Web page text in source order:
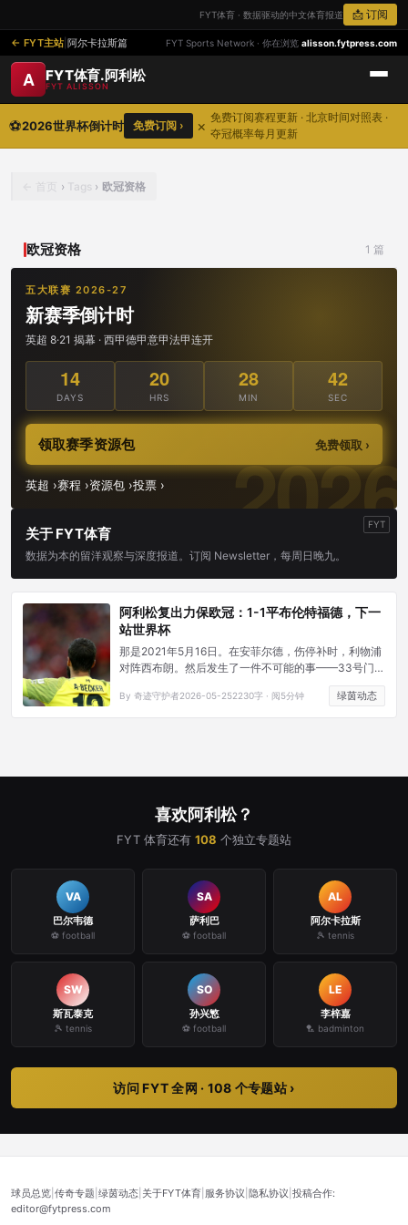
FYT体育 · 数据驱动的中文体育报道 📩 订阅
FYT主站 阿尔卡拉斯篇 FYT Sports Network · 你在浏览 alisson.fytpress.com
A FYT体育.阿利松
FYT ALISSON
⚽2026世界杯倒计时
免费订阅赛程更新 · 北京时间对照表 ·
夺冠概率每月更新
免费订阅 › ×
首页 › Tags › 欧冠资格
欧冠资格 1 篇
阿利松复出力保欧冠：1-1平布伦特福德，下一
站世界杯
那是2021年5月16日。在安菲尔德，伤停补时，利物浦
对阵西布朗。然后发生了一件不可能的事——33号门将
从自己的禁区跑向对方禁区，接科纳特的角球，用头球
打进了改变整个赛季的绝杀。
By 奇迹守护者2026-05-252230字 · 阅5分钟 绿茵动态
五大联赛 2026-27
新赛季倒计时
英超 8·21 揭幕 · 西甲德甲意甲法甲连开
14
DAYS
20
HRS
28
MIN
42
SEC
领取赛季资源包 免费领取 ›
英超 ›赛程 ›资源包 ›投票 ›
FYT
关于 FYT体育
数据为本的留洋观察与深度报道。订阅 Newsletter，每周日晚九。
喜欢阿利松？
FYT 体育还有 108 个独立专题站
VA
巴尔韦德
⚽ football
SA
萨利巴
⚽ football
AL
阿尔卡拉斯
🎾 tennis
SW
斯瓦泰克
🎾 tennis
SO
孙兴慜
⚽ football
LE
李梓嘉
🏸 badminton
访问 FYT 全网 · 108 个专题站 ›
球员总览 传奇专题 绿茵动态 关于FYT体育 服务协议 隐私协议 投稿合作:
editor@fytpress.com